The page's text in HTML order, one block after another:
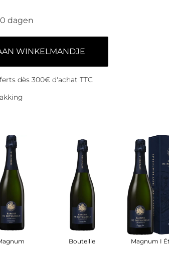
dagen
WINKELMANDJE
dès 300€ d'achat TTC
Bouteille Magnum I Étui